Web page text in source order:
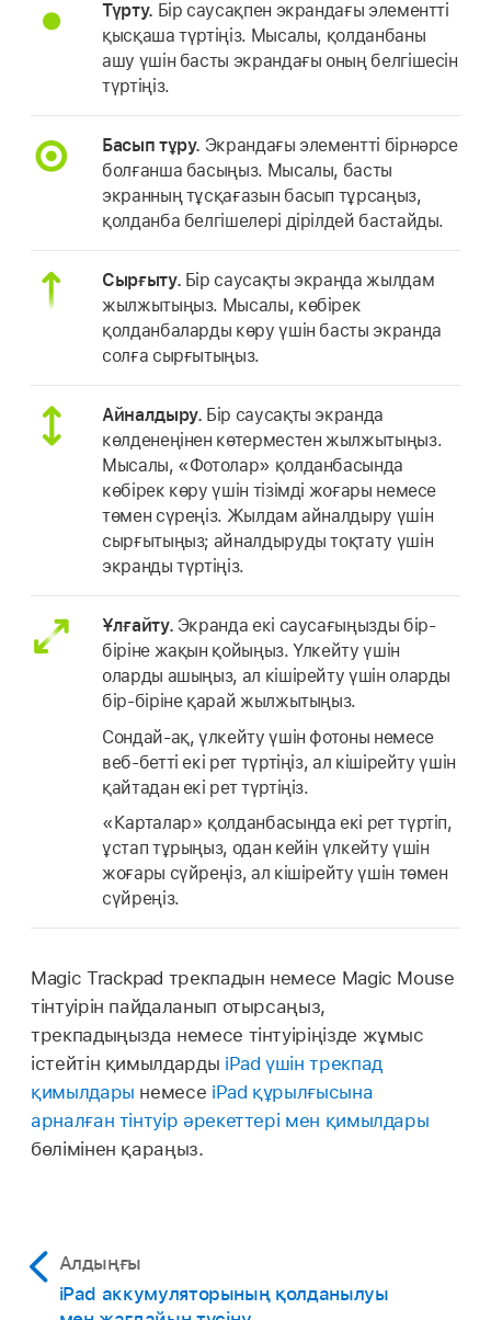
Түрту. Бір саусақпен экрандағы элементті
қысқаша түртіңіз. Мысалы, қолданбаны
ашу үшін басты экрандағы оның белгішесін
түртіңіз.
Басып тұру. Экрандағы элементті бірнәрсе
болғанша басыңыз. Мысалы, басты
экранның тұсқағазын басып тұрсаңыз,
қолданба белгішелері дірілдей бастайды.
Сырғыту. Бір саусақты экранда жылдам
жылжытыңыз. Мысалы, көбірек
қолданбаларды көру үшін басты экранда
солға сырғытыңыз.
Айналдыру. Бір саусақты экранда
көлденеңінен көтерместен жылжытыңыз.
Мысалы, «Фотолар» қолданбасында
көбірек көру үшін тізімді жоғары немесе
төмен сүреңіз. Жылдам айналдыру үшін
сырғытыңыз; айналдыруды тоқтату үшін
экранды түртіңіз.
Ұлғайту. Экранда екі саусағыңызды бір-
біріне жақын қойыңыз. Үлкейту үшін
оларды ашыңыз, ал кішірейту үшін оларды
бір-біріне қарай жылжытыңыз.
Сондай-ақ, үлкейту үшін фотоны немесе
веб-бетті екі рет түртіңіз, ал кішірейту үшін
қайтадан екі рет түртіңіз.
«Карталар» қолданбасында екі рет түртіп,
ұстап тұрыңыз, одан кейін үлкейту үшін
жоғары сүйреңіз, ал кішірейту үшін төмен
сүйреңіз.
Magic Trackpad трекпадын немесе Magic Mouse
тінтуірін пайдаланып отырсаңыз,
трекпадыңызда немесе тінтуіріңізде жұмыс
істейтін қимылдарды iPad үшін трекпад
қимылдары немесе iPad құрылғысына
арналған тінтуір әрекеттері мен қимылдары
бөлімінен қараңыз.
Алдыңғы
iPad аккумуляторының қолданылуы